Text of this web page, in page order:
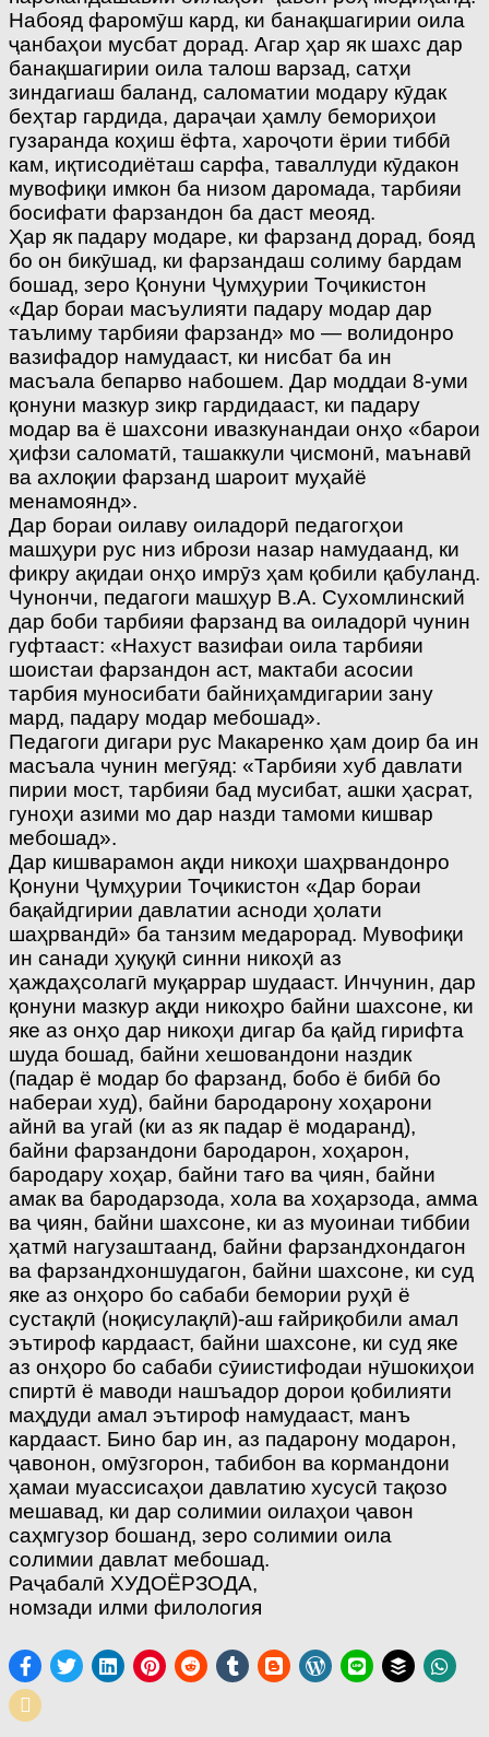
Набояд фаромӯш кард, ки банақшагирии оила
ҷанбаҳои мусбат дорад. Агар ҳар як шахс дар
банақшагирии оила талош варзад, сатҳи
зиндагиаш баланд, саломатии модару кӯдак
беҳтар гардида, дараҷаи ҳамлу бемориҳои
гузаранда коҳиш ёфта, хароҷоти ёрии тиббӣ
кам, иқтисодиёташ сарфа, таваллуди кӯдакон
мувофиқи имкон ба низом даромада, тарбияи
босифати фарзандон ба даст меояд.
Ҳар як падару модаре, ки фарзанд дорад, бояд
бо он бикӯшад, ки фарзандаш солиму бардам
бошад, зеро Қонуни Ҷумҳурии Тоҷикистон
«Дар бораи масъулияти падару модар дар
таълиму тарбияи фарзанд» мо — волидонро
вазифадор намудааст, ки нисбат ба ин
масъала бепарво набошем. Дар моддаи 8-уми
қонуни мазкур зикр гардидааст, ки падару
модар ва ё шахсони ивазкунандаи онҳо «барои
ҳифзи саломатӣ, ташаккули ҷисмонӣ, маънавӣ
ва ахлоқии фарзанд шароит муҳайё
менамоянд».
Дар бораи оилаву оиладорӣ педагогҳои
машҳури рус низ ибрози назар намудаанд, ки
фикру ақидаи онҳо имрӯз ҳам қобили қабуланд.
Чунончи, педагоги машҳур В.А. Сухомлинский
дар боби тарбияи фарзанд ва оиладорӣ чунин
гуфтааст: «Нахуст вазифаи оила тарбияи
шоистаи фарзандон аст, мактаби асосии
тарбия муносибати байниҳамдигарии зану
мард, падару модар мебошад».
Педагоги дигари рус Макаренко ҳам доир ба ин
масъала чунин мегӯяд: «Тарбияи хуб давлати
пирии мост, тарбияи бад мусибат, ашки ҳасрат,
гуноҳи азими мо дар назди тамоми кишвар
мебошад».
Дар кишварамон ақди никоҳи шаҳрвандонро
Қонуни Ҷумҳурии Тоҷикистон «Дар бораи
бақайдгирии давлатии асноди ҳолати
шаҳрвандӣ» ба танзим медарорад. Мувофиқи
ин санади ҳуқуқӣ синни никоҳӣ аз
ҳаждаҳсолагӣ муқаррар шудааст. Инчунин, дар
қонуни мазкур ақди никоҳро байни шахсоне, ки
яке аз онҳо дар никоҳи дигар ба қайд гирифта
шуда бошад, байни хешовандони наздик
(падар ё модар бо фарзанд, бобо ё бибӣ бо
набераи худ), байни бародарону хоҳарони
айнӣ ва угай (ки аз як падар ё модаранд),
байни фарзандони бародарон, хоҳарон,
бародару хоҳар, байни тағо ва ҷиян, байни
амак ва бародарзода, хола ва хоҳарзода, амма
ва ҷиян, байни шахсоне, ки аз муоинаи тиббии
ҳатмӣ нагузаштаанд, байни фарзандхондагон
ва фарзандхоншудагон, байни шахсоне, ки суд
яке аз онҳоро бо сабаби бемории руҳӣ ё
сустақлӣ (ноқисулақлӣ)-аш ғайриқобили амал
эътироф кардааст, байни шахсоне, ки суд яке
аз онҳоро бо сабаби сӯиистифодаи нӯшокиҳои
спиртӣ ё маводи нашъадор дорои қобилияти
маҳдуди амал эътироф намудааст, манъ
кардааст. Бино бар ин, аз падарону модарон,
ҷавонон, омӯзгорон, табибон ва кормандони
ҳамаи муассисаҳои давлатию хусусӣ тақозо
мешавад, ки дар солимии оилаҳои ҷавон
саҳмгузор бошанд, зеро солимии оила
солимии давлат мебошад.
Раҷабалӣ ХУДОЁРЗОДА,
номзади илми филология